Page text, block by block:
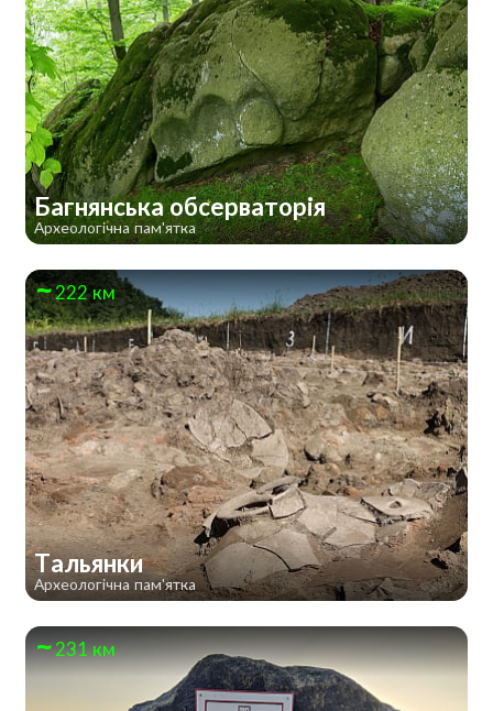
Багнянська обсерваторія
Археологічна пам'ятка
222 км
Тальянки
Археологічна пам'ятка
231 км